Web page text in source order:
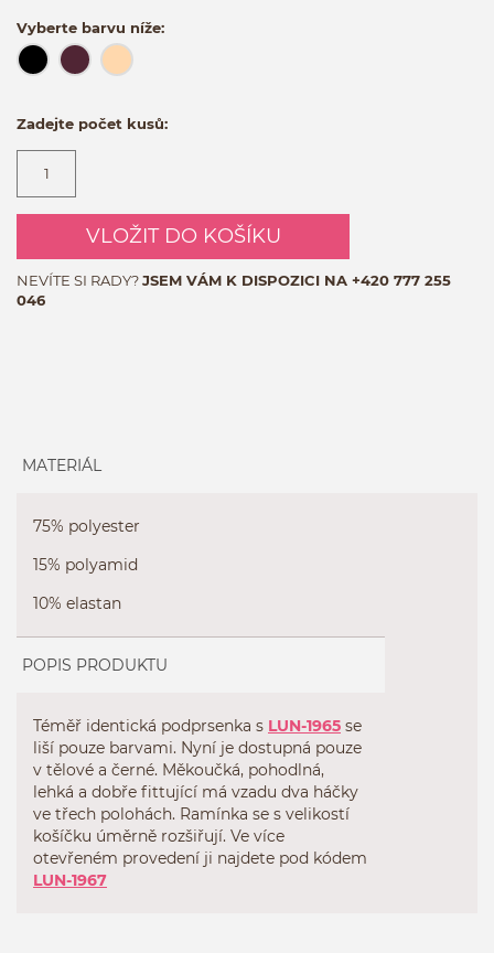
Vyberte barvu níže:
Zadejte počet kusů:
VLOŽIT DO KOŠÍKU
NEVÍTE SI RADY?JSEM VÁM K DISPOZICI NA +420 777 255
046
MATERIÁL
75% polyester
15% polyamid
10% elastan
POPIS PRODUKTU
Téměř identická podprsenka s LUN-1965 se
liší pouze barvami. Nyní je dostupná pouze
v tělové a černé. Měkoučká, pohodlná,
lehká a dobře fittující má vzadu dva háčky
ve třech polohách. Ramínka se s velikostí
košíčku úměrně rozšiřují. Ve více
otevřeném provedení ji najdete pod kódem
LUN-1967